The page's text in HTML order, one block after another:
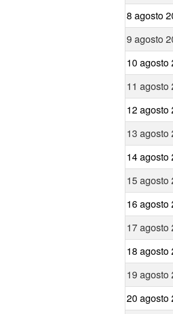
8 agosto
9 agosto
10 agosto
11 agosto
12 agosto
13 agosto
14 agosto
15 agosto
16 agosto
17 agosto
18 agosto
19 agosto
20 agosto